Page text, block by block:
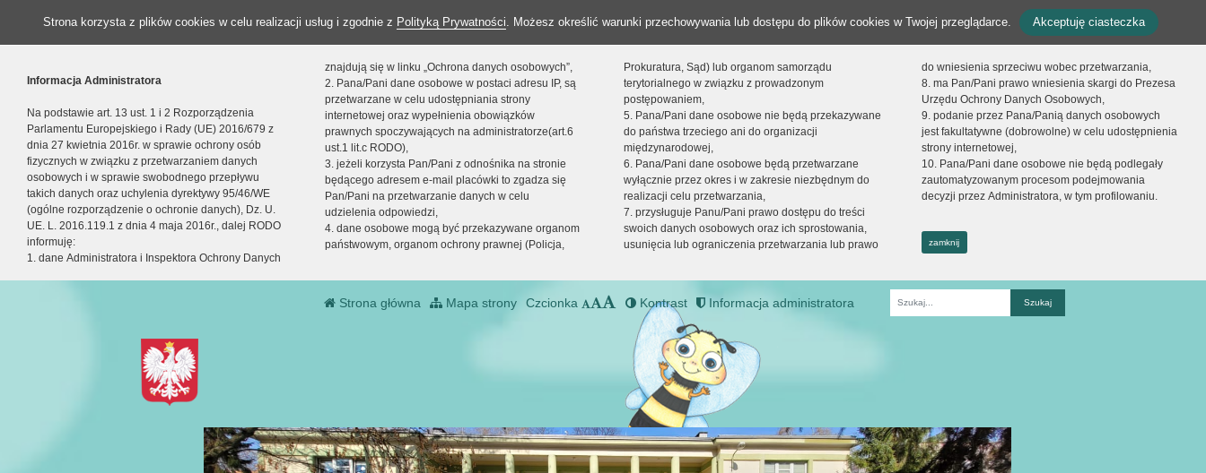
Strona korzysta z plików cookies w celu realizacji usług i zgodnie z Polityką Prywatności. Możesz określić warunki przechowywania lub dostępu do plików cookies w Twojej przeglądarce. Akceptuję ciasteczka
Informacja Administratora
Na podstawie art. 13 ust. 1 i 2 Rozporządzenia
Parlamentu Europejskiego i Rady (UE) 2016/679 z
dnia 27 kwietnia 2016r. w sprawie ochrony osób
fizycznych w związku z przetwarzaniem danych
osobowych i w sprawie swobodnego przepływu
takich danych oraz uchylenia dyrektywy 95/46/WE
(ogólne rozporządzenie o ochronie danych), Dz. U.
UE. L. 2016.119.1 z dnia 4 maja 2016r., dalej RODO
informuję:
1. dane Administratora i Inspektora Ochrony Danych
znajdują się w linku „Ochrona danych osobowych”,
2. Pana/Pani dane osobowe w postaci adresu IP, są
przetwarzane w celu udostępniania strony
internetowej oraz wypełnienia obowiązków
prawnych spoczywających na administratorze(art.6
ust.1 lit.c RODO),
3. jeżeli korzysta Pan/Pani z odnośnika na stronie
będącego adresem e-mail placówki to zgadza się
Pan/Pani na przetwarzanie danych w celu
udzielenia odpowiedzi,
4. dane osobowe mogą być przekazywane organom
państwowym, organom ochrony prawnej (Policja,
Prokuratura, Sąd) lub organom samorządu
terytorialnego w związku z prowadzonym
postępowaniem,
5. Pana/Pani dane osobowe nie będą przekazywane
do państwa trzeciego ani do organizacji
międzynarodowej,
6. Pana/Pani dane osobowe będą przetwarzane
wyłącznie przez okres i w zakresie niezbędnym do
realizacji celu przetwarzania,
7. przysługuje Panu/Pani prawo dostępu do treści
swoich danych osobowych oraz ich sprostowania,
usunięcia lub ograniczenia przetwarzania lub prawo
do wniesienia sprzeciwu wobec przetwarzania,
8. ma Pan/Pani prawo wniesienia skargi do Prezesa
Urzędu Ochrony Danych Osobowych,
9. podanie przez Pana/Panią danych osobowych
jest fakultatywne (dobrowolne) w celu udostępnienia
strony internetowej,
10. Pana/Pani dane osobowe nie będą podlegały
zautomatyzowanym procesom podejmowania
decyzji przez Administratora, w tym profilowaniu.
zamknij
Strona główna Mapa strony Czcionka Kontrast Informacja administratora
Fraza